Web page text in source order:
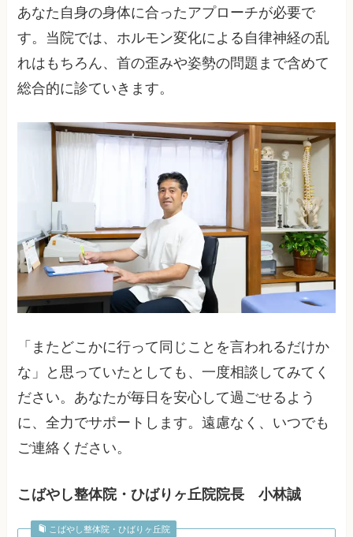
あなた自身の身体に合ったアプローチが必要で
す。当院では、ホルモン変化による自律神経の乱
れはもちろん、首の歪みや姿勢の問題まで含めて
総合的に診ていきます。
「またどこかに行って同じことを言われるだけか
な」と思っていたとしても、一度相談してみてく
ださい。あなたが毎日を安心して過ごせるよう
に、全力でサポートします。遠慮なく、いつでも
ご連絡ください。
こばやし整体院・ひばりヶ丘院院長 小林誠
こばやし整体院・ひばりヶ丘院